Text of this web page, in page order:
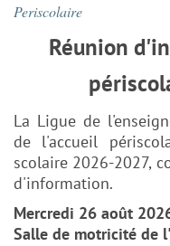
Periscolaire
Réunion
La Ligue de
de l'accueil
scolaire 2026-2027,
d'information.
Mercredi 26 août
Salle de motricité de